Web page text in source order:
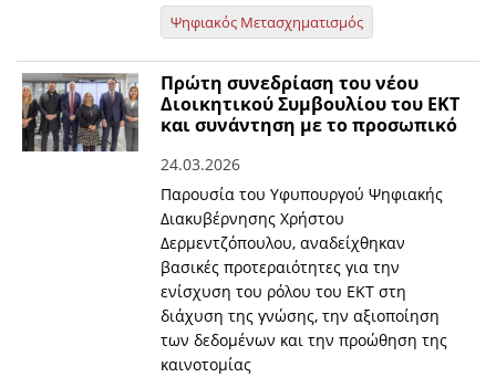
Ψηφιακός Μετασχηματισμός
Πρώτη συνεδρίαση του νέου
Διοικητικού Συμβουλίου του ΕΚΤ
και συνάντηση με το προσωπικό
24.03.2026
Παρουσία του Υφυπουργού Ψηφιακής
Διακυβέρνησης Χρήστου
Δερμεντζόπουλου, αναδείχθηκαν
βασικές προτεραιότητες για την
ενίσχυση του ρόλου του ΕΚΤ στη
διάχυση της γνώσης, την αξιοποίηση
των δεδομένων και την προώθηση της
καινοτομίας